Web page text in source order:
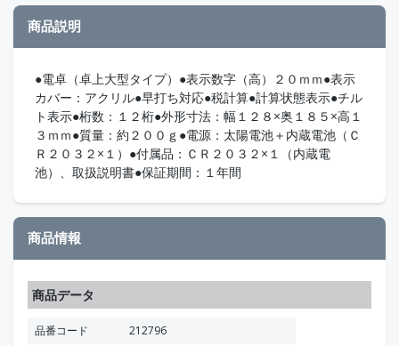
商品説明
●電卓（卓上大型タイプ）●表示数字（高）２０ｍｍ●表示
カバー：アクリル●早打ち対応●税計算●計算状態表示●チル
ト表示●桁数：１２桁●外形寸法：幅１２８×奥１８５×高１
３ｍｍ●質量：約２００ｇ●電源：太陽電池＋内蔵電池（Ｃ
Ｒ２０３２×１）●付属品：ＣＲ２０３２×１（内蔵電
池）、取扱説明書●保証期間：１年間
商品情報
商品データ
品番コード
212796